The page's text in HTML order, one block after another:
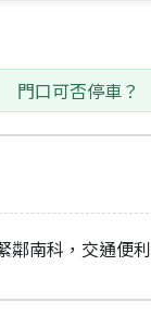
門口可否停車？
鄰南科，交通便利